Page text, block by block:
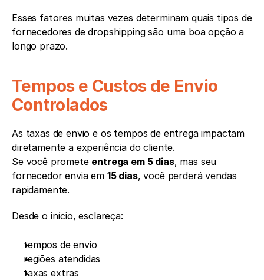
Esses fatores muitas vezes determinam quais tipos de
fornecedores de dropshipping são uma boa opção a
longo prazo.
Tempos e Custos de Envio
Controlados
As taxas de envio e os tempos de entrega impactam
diretamente a experiência do cliente.
Se você promete entrega em 5 dias, mas seu
fornecedor envia em 15 dias, você perderá vendas
rapidamente.
Desde o início, esclareça:
tempos de envio
regiões atendidas
taxas extras